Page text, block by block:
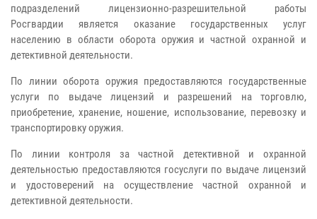
подразделений лицензионно-разрешительной работы
Росгвардии является оказание государственных услуг
населению в области оборота оружия и частной охранной и
детективной деятельности.
По линии оборота оружия предоставляются государственные
услуги по выдаче лицензий и разрешений на торговлю,
приобретение, хранение, ношение, использование, перевозку и
транспортировку оружия.
По линии контроля за частной детективной и охранной
деятельностью предоставляются госуслуги по выдаче лицензий
и удостоверений на осуществление частной охранной и
детективной деятельности.